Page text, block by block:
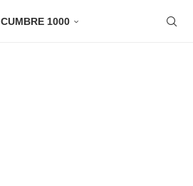
CUMBRE 1000